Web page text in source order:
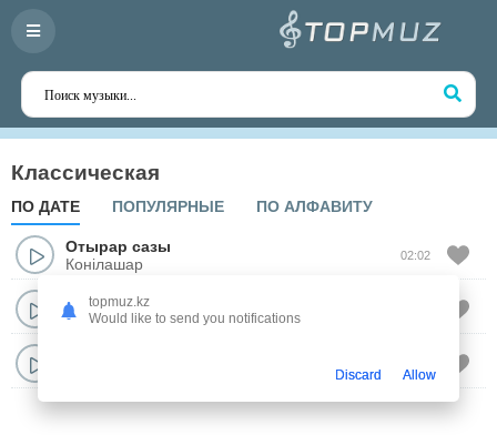
Классическая
ПО ДАТЕ ПОПУЛЯРНЫЕ ПО АЛФАВИТУ
Отырар сазы
Конiлашар
02:02
Отырар сазы
Кош керуен
topmuz.kz
Would like to send you notifications
Discard Allow